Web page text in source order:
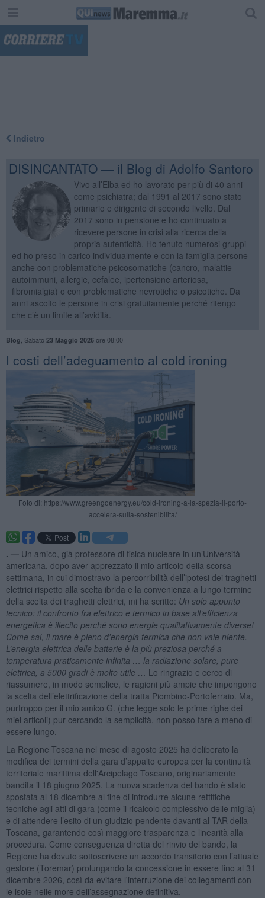
Indietro
DISINCANTATO — il Blog di Adolfo Santoro
Vivo all’Elba ed ho lavorato per più di 40 anni
come psichiatra; dal 1991 al 2017 sono stato
primario e dirigente di secondo livello. Dal
2017 sono in pensione e ho continuato a
ricevere persone in crisi alla ricerca della
propria autenticità. Ho tenuto numerosi gruppi
ed ho preso in carico individualmente e con la famiglia persone
anche con problematiche psicosomatiche (cancro, malattie
autoimmuni, allergie, cefalee, ipertensione arteriosa,
fibromialgia) o con problematiche nevrotiche o psicotiche. Da
anni ascolto le persone in crisi gratuitamente perché ritengo
che c’è un limite all’avidità.
Blog Sabato 23 Maggio 2026ore 08:00
​I costi dell’adeguamento al cold ironing
Foto di: https://www.greengoenergy.eu/cold-ironing-a-la-spezia-il-porto-
accelera-sulla-sostenibilita/
. — Un amico, già professore di fisica nucleare in un’Università
americana, dopo aver apprezzato il mio articolo della scorsa
settimana, in cui dimostravo la percorribilità dell’ipotesi dei traghetti
elettrici rispetto alla scelta ibrida e la convenienza a lungo termine
della scelta dei traghetti elettrici, mi ha scritto: Un solo appunto
tecnico: il confronto fra elettrico e termico in base all’efficienza
energetica è illecito perché sono energie qualitativamente diverse!
Come sai, il mare è pieno d'energia termica che non vale niente.
L’energia elettrica delle batterie è la più preziosa perché a
temperatura praticamente infinita … la radiazione solare, pure
elettrica, a 5000 gradi è molto utile … Lo ringrazio e cerco di
riassumere, in modo semplice, le ragioni più ampie che impongono
la scelta dell’elettrificazione della tratta Piombino-Portoferraio. Ma,
purtroppo per il mio amico G. (che legge solo le prime righe dei
miei articoli) pur cercando la semplicità, non posso fare a meno di
essere lungo.
La Regione Toscana nel mese di agosto 2025 ha deliberato la
modifica dei termini della gara d’appalto europea per la continuità
territoriale marittima dell'Arcipelago Toscano, originariamente
bandita il 18 giugno 2025. La nuova scadenza del bando è stato
spostata al 18 dicembre al fine di introdurre alcune rettifiche
tecniche agli atti di gara (come il ricalcolo complessivo delle miglia)
e di attendere l’esito di un giudizio pendente davanti al TAR della
Toscana, garantendo così maggiore trasparenza e linearità alla
procedura. Come conseguenza diretta del rinvio del bando, la
Regione ha dovuto sottoscrivere un accordo transitorio con l’attuale
gestore (Toremar) prolungando la concessione in essere fino al 31
dicembre 2026, così da evitare l'interruzione dei collegamenti con
le isole nelle more dell’assegnazione definitiva.